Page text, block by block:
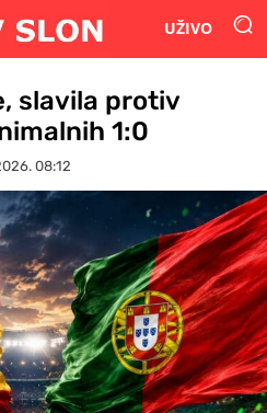
UŽIVO
slavila protiv
1:0
08:12